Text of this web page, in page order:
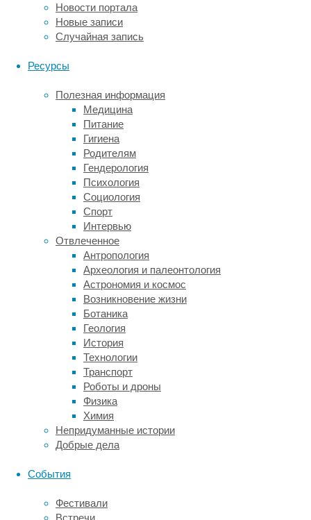
Новости портала
Новые записи
Случайная запись
Ресурсы
Полезная информация
Медицина
Питание
Гигиена
Родителям
Гендерология
Психология
Социология
Спорт
Интервью
Отвлеченное
Антропология
Археология и палеонтология
Астрономия и космос
Возникновение жизни
Ботаника
Геология
История
Технологии
Транспорт
Роботы и дроны
Физика
Химия
Непридуманные истории
Добрые дела
События
Фестивали
Встречи
два
типа
методов:
•
Метод
ЭЭГ
прост
применении
позволяет
исследовать
активность
мозговых
структур
при
разных
функциональных
состояниях,
связи
чем
широко
используется
для
оценки
работы
мозга
у
так